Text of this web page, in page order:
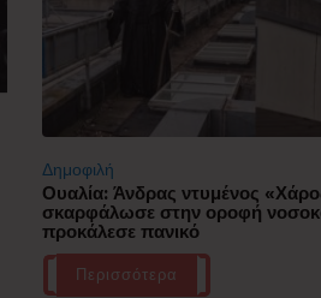
Δημοφιλή
Ουαλία: Άνδρας ντυμένος
σκαρφάλωσε στην οροφή
προκάλεσε πανικό
Περισσότερα